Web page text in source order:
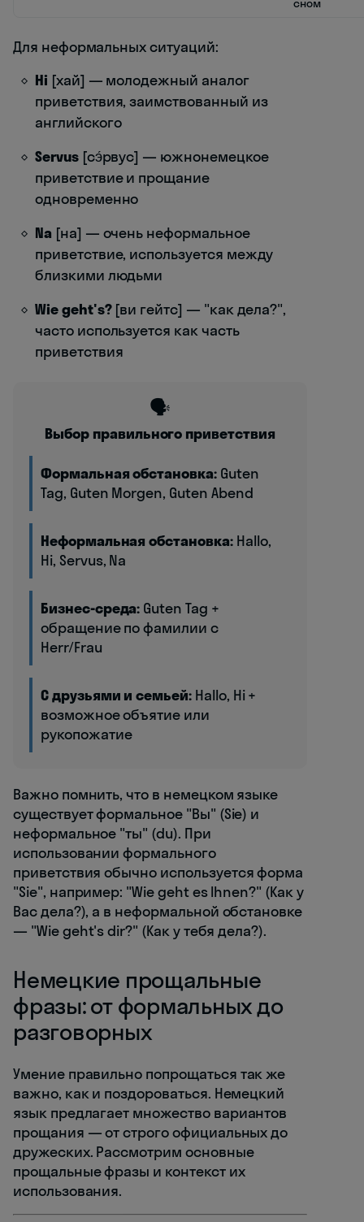
сном
Для неформальных ситуаций:
Hi [хай] — молодежный аналог
приветствия, заимствованный из
английского
Servus[сэ́рвус] — южнонемецкое
приветствие и прощание
одновременно
Na [на] — очень неформальное
приветствие, используется между
близкими людьми
Wie geht's?[ви гейтс] — "как дела?",
часто используется как часть
приветствия
🗣️
Выбор правильного приветствия
Формальная обстановка:Guten
Tag, Guten Morgen, Guten Abend
Неформальная обстановка:Hallo,
Hi, Servus, Na
Бизнес-среда: Guten Tag +
обращение по фамилии с
Herr/Frau
С друзьями и семьей: Hallo, Hi +
возможное объятие или
рукопожатие
Важно помнить, что в немецком языке
существует формальное "Вы" (Sie) и
неформальное "ты" (du). При
использовании формального
приветствия обычно используется форма
"Sie", например: "Wie geht es Ihnen?" (Как у
Вас дела?), а в неформальной обстановке
— "Wie geht's dir?" (Как у тебя дела?).
Немецкие прощальные
фразы: от формальных до
разговорных
Умение правильно попрощаться так же
важно, как и поздороваться. Немецкий
язык предлагает множество вариантов
прощания — от строго официальных до
дружеских. Рассмотрим основные
прощальные фразы и контекст их
использования.